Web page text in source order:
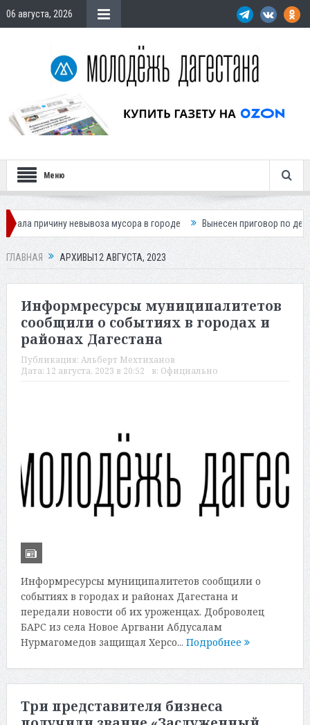
06 августа, 2026
Меню
мусора в городе Вынесен приговор по делу о гибели
ГЛАВНАЯ АРХИВЫ12 АВГУСТА, 2023
Информресурсы муниципалитетов
сообщили о событиях в городах и
районах Дагестана
Публикация: Альберт Мехтиханов
Дата: 12 августа, 2023 в 20:52 в: Официально
Информресурсы муниципалитетов сообщили о
событиях в городах и районах Дагестана и
передали новости об их уроженцах. Доброволец
БАРС из села Новое Аргвани Абдусалам
Нурмагомедов защищал Херсо... Подробнее
Три представителя бизнеса